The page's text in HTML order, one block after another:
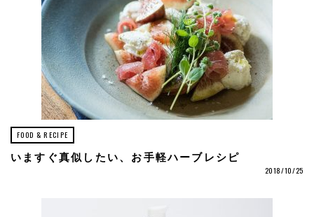
FOOD & RECIPE
いますぐ真似したい、お手軽ハーブレシピ
2018/10/25